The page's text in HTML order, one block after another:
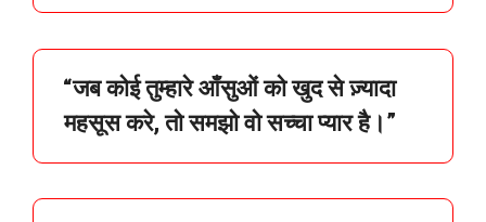
“जबकोईतुम्हारेआँसुओंकोखुदसेज़्यादा
महसूसकरे,तोसमझोवोसच्चाप्यारहै।”